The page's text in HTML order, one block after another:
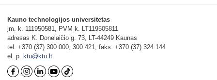
Kauno technologijos universitetas
įm. k. 111950581, PVM k. LT119505811
adresas K. Donelaičio g. 73, LT-44249 Kaunas
tel. +370 (37) 300 000, 300 421, faks. +370 (37) 324 144
el. p.
ktu@ktu.lt